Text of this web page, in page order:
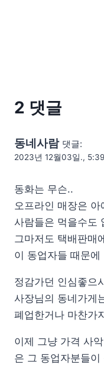
2 댓글
동네사람 댓글:
2023년 12월03일.,
동화는 무슨..
오프라인 매장은
사람들은 먹을수도
그마저도 택배판매
이 동업자들 때문
정감가던 인심좋으
사장님의 동네가게
폐업한거나 마찬가
이제 그냥 가격 사
은 그 동업자분들이